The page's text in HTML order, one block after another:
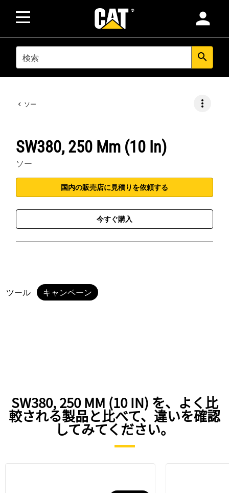
person
SEARCH search
ソー more_vert
SW380, 250 Mm (10 In)
ソー
国内の販売店に見積りを依頼する
今すぐ購入
ツール キャンペーン
SW380, 250 MM (10 IN) を、よく比
較される製品と比べて、違いを確認
してみてください。